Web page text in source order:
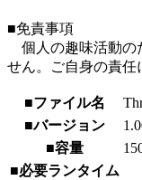
■免責事項
個人の趣味活動の
せん。ご自身の責任
■ファイル名
■バージョン
■容量
■必要ランタイム